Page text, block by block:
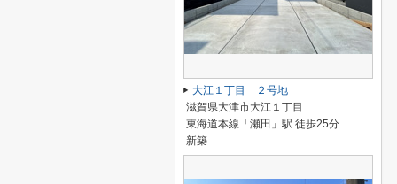
大江１丁目 ２号地
滋賀県大津市大江１丁目
東海道本線「瀬田」駅 徒歩25分
新築